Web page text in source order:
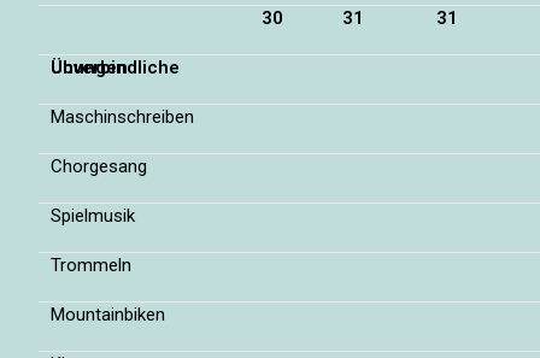
30 31 31
Unverbindliche Übungen
Maschinschreiben
Chorgesang
Spielmusik
Trommeln
Mountainbiken